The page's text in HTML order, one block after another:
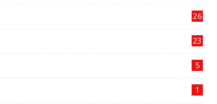
26
23
5
1